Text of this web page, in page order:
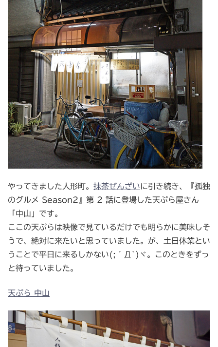
やってきました人形町。 抹茶ぜんざいに引き続き、『孤独
のグルメ Season2』第 2 話に登場した天ぷら屋さん
「中山」です。
ここの天ぷらは映像で見ているだけでも明らかに美味しそ
うで、絶対に来たいと思っていました。が、土日休業とい
うことで平日に来るしかない(;´Д`)ヾ。このときをずっ
と待っていました。
天ぷら 中山